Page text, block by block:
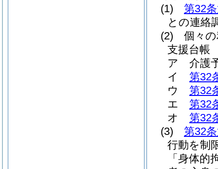
(1)
第32
との連絡
(2)
個々
支援台帳
ア
介護
イ
第32
ウ
第32
エ
第32
オ
第32
(3)
第32
行動を制
「身体的